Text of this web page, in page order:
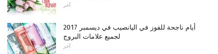
آخر
أيام ناجحة للفوز في اليانصيب في ديسمبر 2017
لجميع علامات البروج
آخر